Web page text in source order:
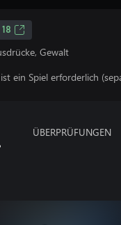
Gewalt
ein Spiel erforderlich
ÜBERPRÜFUNGEN